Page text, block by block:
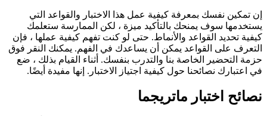
إن تمكين نفسك بمعرفة كيفية عمل هذا الاختبار والقواعد التي
يستخدمها سوف يمنحك بالتأكيد ميزة ، لكن الممارسة ستعلمك
كيفية تحديد القواعد والأنماط. حتى لو كنت تفهم كيفية عملها ، فإن
التعرف على القواعد يمكن أن يساعدك في الفهم. يمكنك النقر فوق
حزمة التحضير الخاصة بنا والتدرب بنفسك. أثناء القيام بذلك ، ضع
في اعتبارك نصائحنا حول كيفية اجتياز الاختبار. إنها مفيدة أيضًا.
نصائح اختبار ماتريجما